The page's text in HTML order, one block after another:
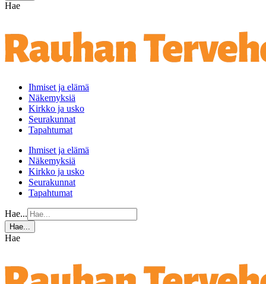
Hae
Ihmiset ja elämä
Näkemyksiä
Kirkko ja usko
Seurakunnat
Tapahtumat
Ihmiset ja elämä
Näkemyksiä
Kirkko ja usko
Seurakunnat
Tapahtumat
Hae...
Hae...
Hae